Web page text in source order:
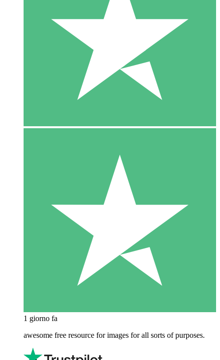
1 giorno fa
awesome free resource for images for all sorts of purposes.